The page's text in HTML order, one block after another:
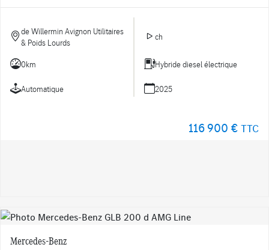
de Willermin Avignon Utilitaires
& Poids Lourds
ch
0km Hybride diesel électrique
Automatique 2025
116 900 € TTC
Mercedes-Benz